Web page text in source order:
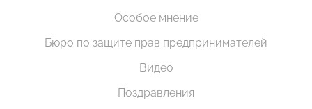
Особое мнение
Бюро по защите прав предпринимателей
Видео
Поздравления